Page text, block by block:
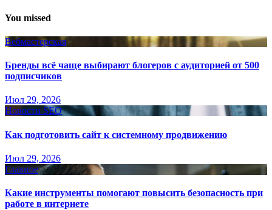
You missed
Вебмастерская
Бренды всё чаще выбирают блогеров с аудиторией от 500
подписчиков
Июл 29, 2026
Новости SEO
Как подготовить сайт к системному продвижению
Июл 29, 2026
Главное
Какие инструменты помогают повысить безопасность при
работе в интернете